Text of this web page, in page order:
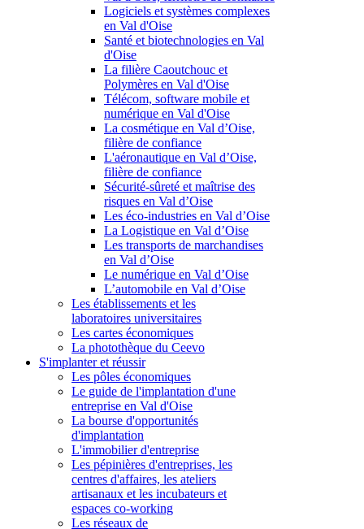
Logiciels et systèmes complexes
en Val d'Oise
Santé et biotechnologies en Val
d'Oise
La filière Caoutchouc et
Polymères en Val d'Oise
Télécom, software mobile et
numérique en Val d'Oise
La cosmétique en Val d’Oise,
filière de confiance
L'aéronautique en Val d’Oise,
filière de confiance
Sécurité-sûreté et maîtrise des
risques en Val d’Oise
Les éco-industries en Val d’Oise
La Logistique en Val d’Oise
Les transports de marchandises
en Val d’Oise
Le numérique en Val d’Oise
L’automobile en Val d’Oise
Les établissements et les
laboratoires universitaires
Les cartes économiques
La photothèque du Ceevo
S'implanter et réussir
Les pôles économiques
Le guide de l'implantation d'une
entreprise en Val d'Oise
La bourse d'opportunités
d'implantation
L'immobilier d'entreprise
Les pépinières d'entreprises, les
centres d'affaires, les ateliers
artisanaux et les incubateurs et
espaces co-working
Les réseaux de